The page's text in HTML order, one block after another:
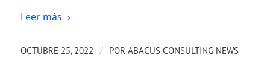
Leer más
OCTUBRE 25, 2022 / POR ABACUS CONSULTING NEWS